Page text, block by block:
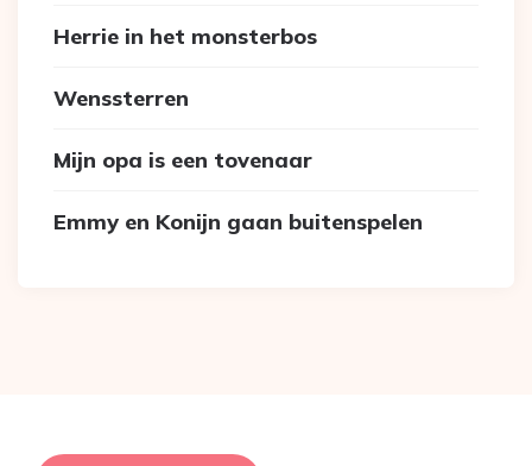
Herrie in het monsterbos
Wenssterren
Mijn opa is een tovenaar
Emmy en Konijn gaan buitenspelen